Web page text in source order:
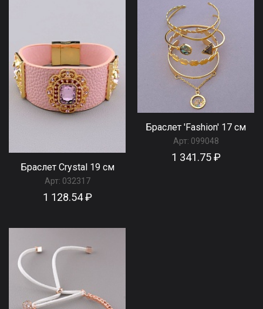
Браслет Сrystal 19 см
Арт: 032317
1 128.54 ₽
Браслет 'Fashion' 17 см
Арт: 099048
1 341.75 ₽